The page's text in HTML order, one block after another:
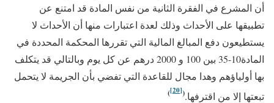
أن المشرع في الفقرة الثانية من نفس المادة قد امتنع عن
تطبيقها على الأحداث وذلك لعدة اعتبارات منها أن الأحداث لا
يستطيعون دفع المبالغ المالية التي تقررها المحكمة المحددة في
المادة10-35 بين 100 و 2000 درهم عن كل يوم وبالتالي قد يتكلف
بها أولياؤهم وهدا مجال للقاعدة التي تفضي بأن الجريمة لا يتحمل
تبعتها إلا من اقترفها.(
[20]
)